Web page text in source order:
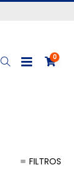
0
FILTROS